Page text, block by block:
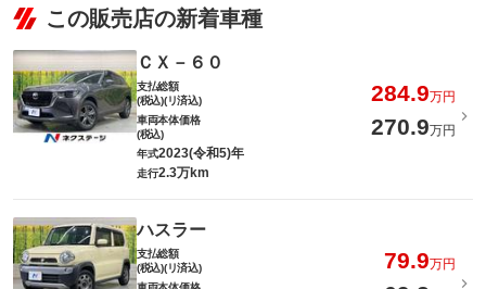
この販売店の新着車種
ＣＸ－６０
支払総額
(税込)(リ済込)
284.9万円
車両本体価格
(税込)
270.9万円
年式2023(令和5)年
走行2.3万km
ハスラー
支払総額
(税込)(リ済込)
79.9万円